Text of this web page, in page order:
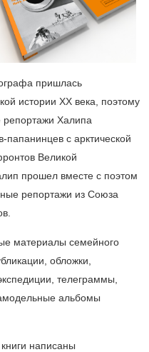
пришлась
истории XX века, поэтому
репортажи Халипа
папанинцев с арктической
Великой
прошел вместе с поэтом
репортажи из Союза
материалы семейного
обложки,
телеграммы,
альбомы
написаны